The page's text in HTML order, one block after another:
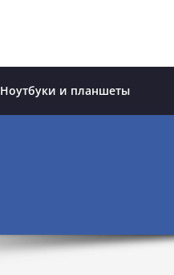
Ноутбуки и планшеты